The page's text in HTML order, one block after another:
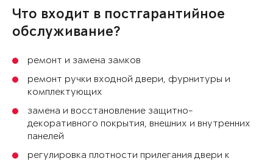
Что входит в постгарантийное
обслуживание?
ремонт и замена замков
ремонт ручки входной двери, фурнитуры и
комплектующих
замена и восстановление защитно-
декоративного покрытия, внешних и внутренних
панелей
регулировка плотности прилегания двери к